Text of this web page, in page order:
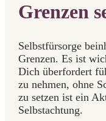
Grenzen
Selbstfürsorge
Grenzen. Es ist
Dich überfordert
zu nehmen, ohne
zu setzen ist ein
Selbstachtung.